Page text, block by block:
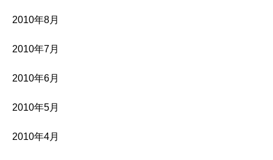
2010年8月
2010年7月
2010年6月
2010年5月
2010年4月